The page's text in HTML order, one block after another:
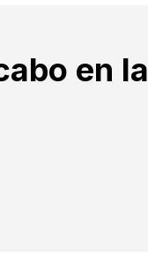
en la